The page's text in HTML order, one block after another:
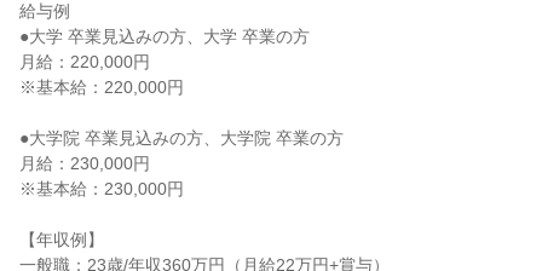
給与例
●大学 卒業見込みの方、大学 卒業の方
月給：220,000円
※基本給：220,000円
●大学院 卒業見込みの方、大学院 卒業の方
月給：230,000円
※基本給：230,000円
【年収例】
一般職：23歳/年収360万円（月給22万円+賞与）